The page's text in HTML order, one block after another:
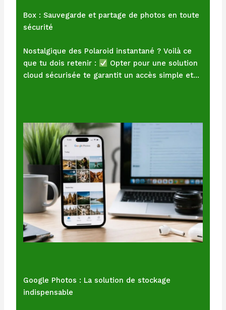
Box : Sauvegarde et partage de photos en toute
sécurité
Nostalgique des Polaroid instantané ? Voilà ce
que tu dois retenir :
Opter pour une solution
cloud sécurisée te garantit un accès simple et…
Google Photos : La solution de stockage
indispensable